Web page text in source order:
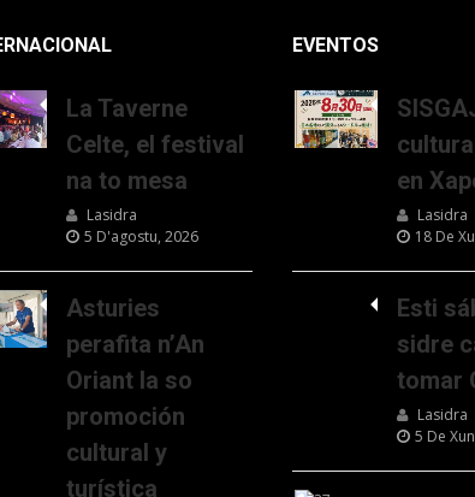
La Taverne
Celte, el festival
na to mesa
Lasidra
5 D'agostu, 2026
Asturies
perafita n’An
Oriant la so
promoción
cultural y
turística
EVENTOS
en
Lasidra
18 De
Esti
sidre
tomar
Lasidra
5 De